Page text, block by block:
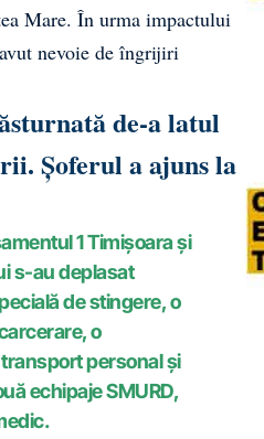
Mare. În urma impactului
nevoie de îngrijiri
de-a latul
Șoferul a ajuns la
1 Timișoara și
s-au deplasat
de stingere, o
o
personal și
echipaje SMURD,